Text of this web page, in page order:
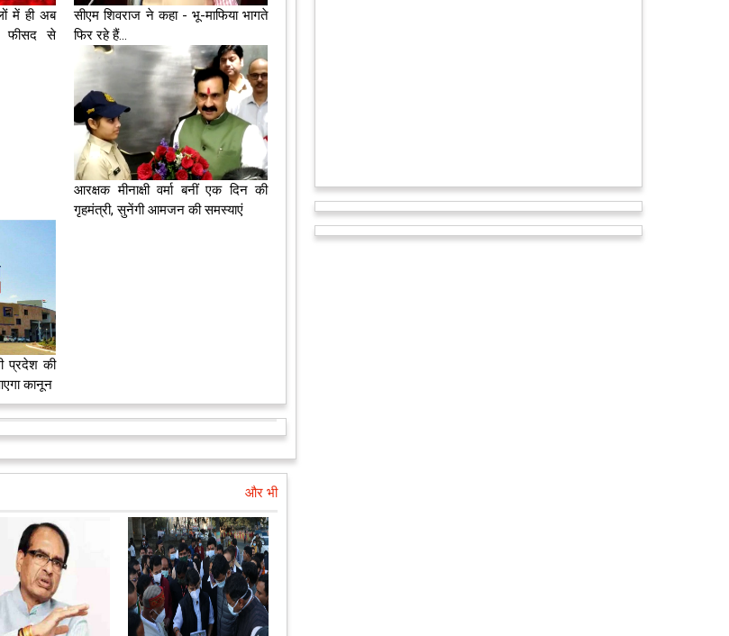
में ही अब
फीसद से
सीएम शिवराज ने कहा - भू-माफिया भागते
फिर रहे हैं...
आरक्षक मीनाक्षी वर्मा बनीं एक दिन की
गृहमंत्री, सुनेंगी आमजन की समस्याएं
प्रदेश की
कानून
और भी